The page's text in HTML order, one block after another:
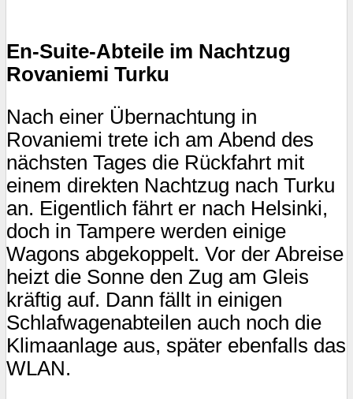
En-Suite-Abteile im Nachtzug
Rovaniemi Turku
Nach einer Übernachtung in
Rovaniemi trete ich am Abend des
nächsten Tages die Rückfahrt mit
einem direkten Nachtzug nach Turku
an. Eigentlich fährt er nach Helsinki,
doch in Tampere werden einige
Wagons abgekoppelt. Vor der Abreise
heizt die Sonne den Zug am Gleis
kräftig auf. Dann fällt in einigen
Schlafwagenabteilen auch noch die
Klimaanlage aus, später ebenfalls das
WLAN.